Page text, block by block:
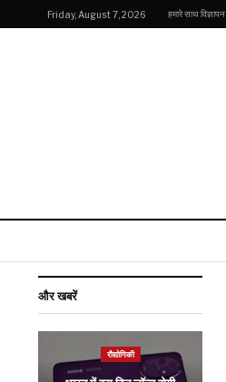
Friday, August 7, 2026 हमारे साथ विज्ञापन
और खबरें
रौद्योगिकी